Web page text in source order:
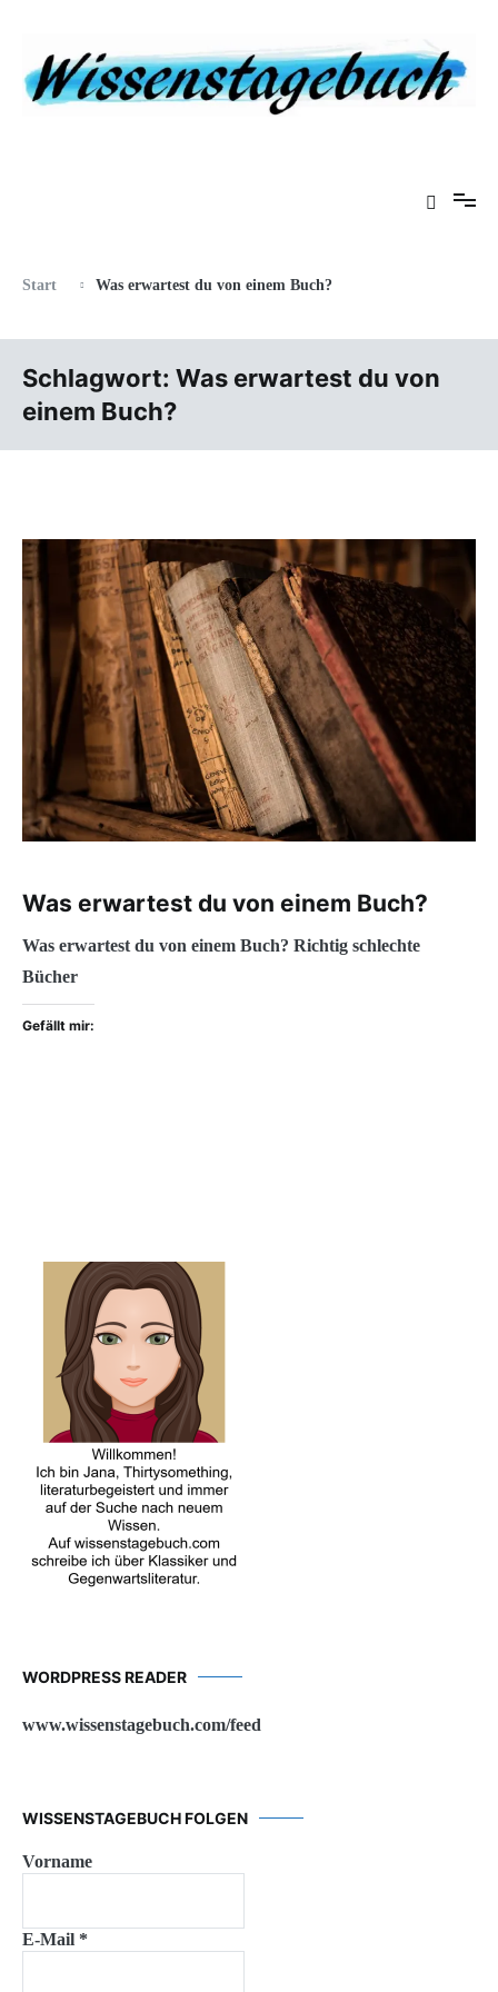
Start Was erwartest du von einem Buch?
Schlagwort: Was erwartest du von
einem Buch?
Was erwartest du von einem Buch?
Was erwartest du von einem Buch? Richtig schlechte
Bücher
Gefällt mir:
WORDPRESS READER
www.wissenstagebuch.com/feed
WISSENSTAGEBUCH FOLGEN
Vorname
E-Mail *